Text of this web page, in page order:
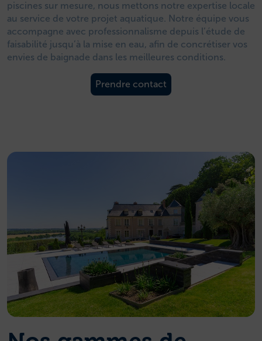
piscines sur mesure, nous mettons notre expertise locale
au service de votre projet aquatique. Notre équipe vous
accompagne avec professionnalisme depuis l’étude de
faisabilité jusqu’à la mise en eau, afin de concrétiser vos
envies de baignade dans les meilleures conditions.
Prendre contact